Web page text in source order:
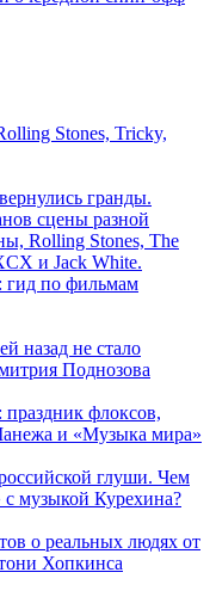
Stones, Tricky,
гранды.
сцены разной
Rolling Stones, The
и Jack White.
гид по фильмам
назад не стало
Поднозова
флоксов,
и «Музыка мира»
глуши. Чем
музыкой Курехина?
о реальных людях от
Хопкинса